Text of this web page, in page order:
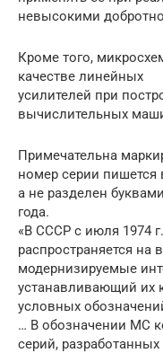
невысокими
Кроме того,
качестве линейных
усилителей при
вычислительных
Примечательна
номер серии пишется
а не разделен
года.
«В СССР с июля 1974
распространяется
модернизируемые
устанавливающий их
условных
… В обозначении МС
серий,